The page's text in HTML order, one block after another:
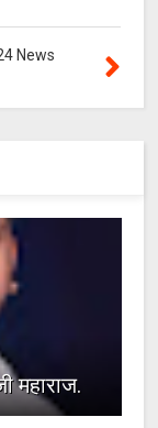
News
महाराज.